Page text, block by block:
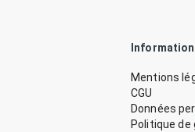
Mentions
CGU
Données
Politique